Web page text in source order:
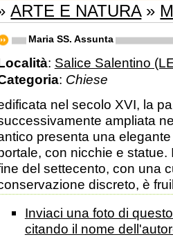
ARTE E NATURA»
Maria SS. Assunta
: Salice Salentino
: Chiese
nel secolo XVI, la
ampliata
presenta una
con nicchie e
del settecento, con una
discreto, è
Inviaci una foto di
citando il nome